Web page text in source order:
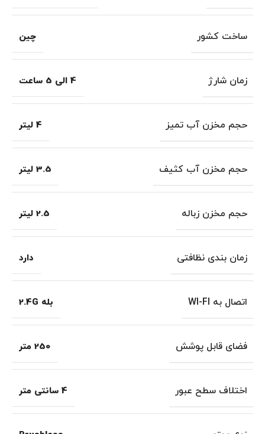
ساخت کشور چین
زمان شارژ 4 الی 5 ساعت
حجم مخزن آب تمیز 4 لیتر
حجم مخزن آب کثیف 3.5 لیتر
حجم مخزن زباله 2.5 لیتر
زمان بندی نظافتی دارد
اتصال به WI-FI بله 2.4G
فضای قابل پوشش 250 متر
اختلاف سطح عبور 4 سانتی متر